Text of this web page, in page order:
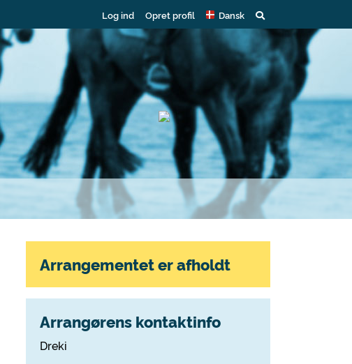
Log ind Opret profil Dansk
Arrangementet er afholdt
Arrangørens kontaktinfo
Dreki